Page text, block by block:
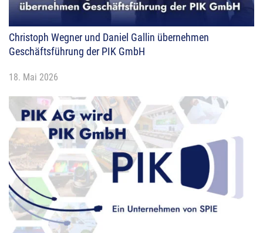
Christoph Wegner und Daniel Gallin übernehmen
Geschäftsführung der PIK GmbH
18. Mai 2026